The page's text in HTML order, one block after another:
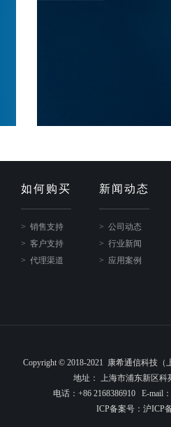
如何购买
销售支持
客户支持
代理渠道
新闻动态
公司动态
行业新闻
应用案例
Copyright © 2018-2021 康希通信科技（
地址： 上海市浦东新区科
电话：+86 2168386910 E-mail：
ICP备案号： 沪ICP